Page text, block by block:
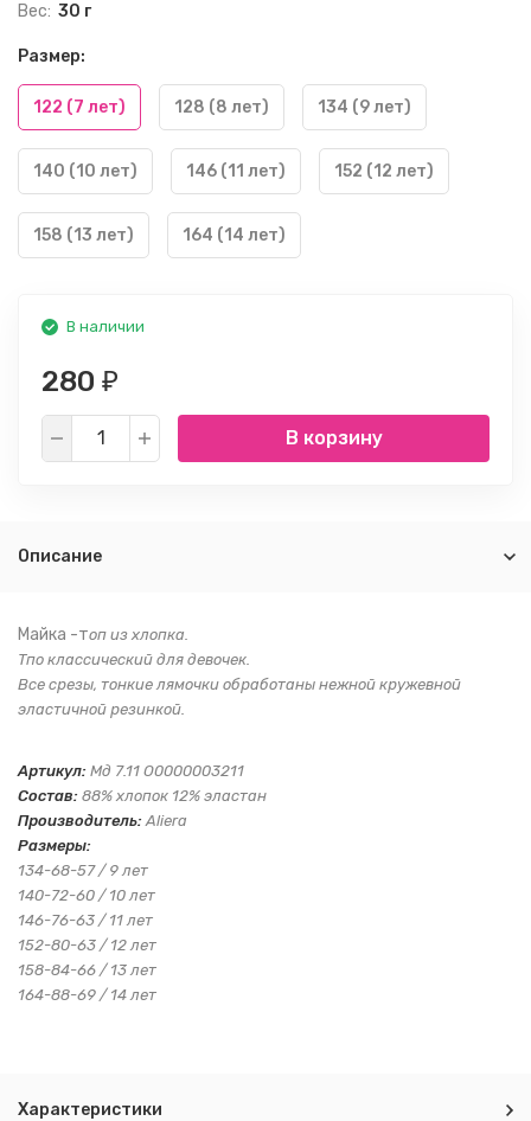
Вес: 30 г
Размер:
122 (7 лет) 128 (8 лет) 134 (9 лет)
140 (10 лет) 146 (11 лет) 152 (12 лет)
158 (13 лет) 164 (14 лет)
В наличии
280 ₽
В корзину
Описание
Майка -топ из хлопка.
Тпо классический для девочек.
Все срезы, тонкие лямочки обработаны нежной кружевной
эластичной резинкой.
Артикул: Мд 7.11 O0000003211
Состав: 88% хлопок 12% эластан
Производитель:Aliera
Размеры:
134-68-57 / 9 лет
140-72-60 / 10 лет
146-76-63 / 11 лет
152-80-63 / 12 лет
158-84-66 / 13 лет
164-88-69 / 14 лет
Характеристики